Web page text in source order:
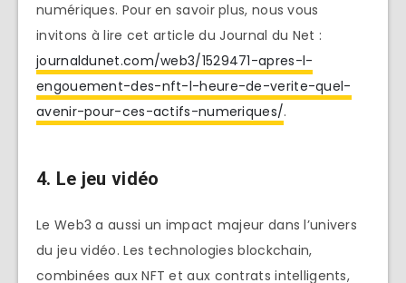
numériques. Pour en savoir plus, nous vous
invitons à lire cet article du Journal du Net :
journaldunet.com/web3/1529471-apres-l-
engouement-des-nft-l-heure-de-verite-quel-
avenir-pour-ces-actifs-numeriques/.
4. Le jeu vidéo
Le Web3 a aussi un impact majeur dans l’univers
du jeu vidéo. Les technologies blockchain,
combinées aux NFT et aux contrats intelligents,